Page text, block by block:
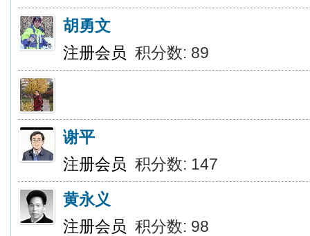
胡勇文
注册会员 积分数: 89
谢平
注册会员 积分数: 147
黄永义
注册会员 积分数: 98